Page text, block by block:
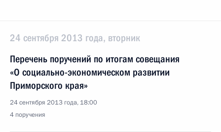
24 сентября 2013 года, вторник
Перечень поручений по итогам совещания
«О социально-экономическом развитии
Приморского края»
24 сентября 2013 года, 18:00
4 поручения